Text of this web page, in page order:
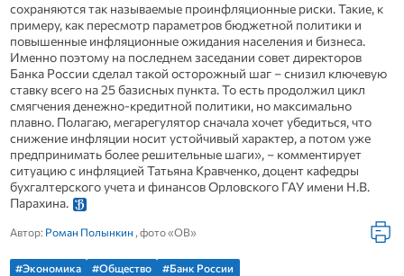
сохраняются так называемые проинфляционные риски. Такие, к
примеру, как пересмотр параметров бюджетной политики и
повышенные инфляционные ожидания населения и бизнеса.
Именно поэтому на последнем заседании совет директоров
Банка России сделал такой осторожный шаг – снизил ключевую
ставку всего на 25 базисных пункта. То есть продолжил цикл
смягчения денежно-кредитной политики, но максимально
плавно. Полагаю, мегарегулятор сначала хочет убедиться, что
снижение инфляции носит устойчивый характер, а потом уже
предпринимать более решительные шаги», – комментирует
ситуацию с инфляцией Татьяна Кравченко, доцент кафедры
бухгалтерского учета и финансов Орловского ГАУ имени Н.В.
Парахина.
Автор: Роман Полынкин , фото «ОВ»
#Экономика #Общество #Банк России